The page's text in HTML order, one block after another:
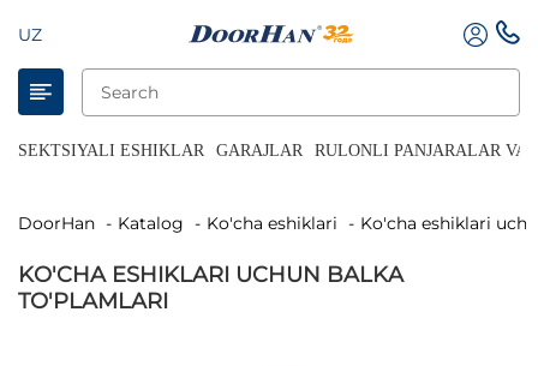
UZ
SEKTSIYALI ESHIKLAR GARAJLAR RULONLI PANJARALAR VA
DoorHan Katalog Ko'cha eshiklari Ko'cha eshiklari
KO'CHA ESHIKLARI UCHUN BALKA
TO'PLAMLARI